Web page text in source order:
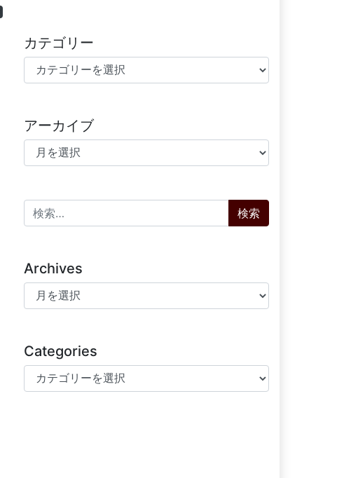
カテゴリー
カテゴリー
アーカイブ
アーカイブ
検索:
Archives
Archives
Categories
Categories